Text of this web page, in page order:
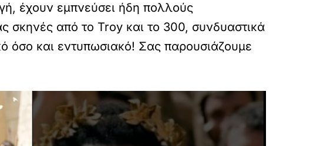
έχουν εμπνεύσει ήδη πολλούς
σκηνές από το Troy και το 300, συνδυαστικά
όσο και εντυπωσιακό! Σας παρουσιάζουμε